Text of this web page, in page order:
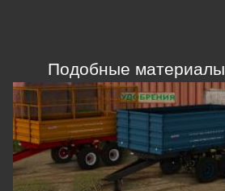
Подобные материалы